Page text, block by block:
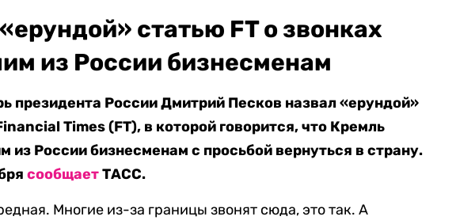
статью FT о звонках
из России бизнесменам
президента России Дмитрий Песков назвал «ерундой»
Times (FT), в которой говорится, что Кремль
из России бизнесменам с просьбой вернуться в страну.
сообщаетТАСС.
Многие из-за границы звонят сюда, это так. А